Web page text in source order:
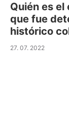
Quién es
que fue
histórico
27. 07. 2022